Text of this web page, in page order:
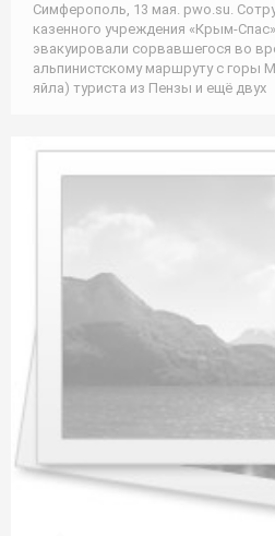
Симферополь, 13 мая. pwo.su.
казенного учреждения «Крым-
эвакуировали сорвавшегося во
альпинистскому маршруту с горы
яйла) туриста из Пензы и ещё двух